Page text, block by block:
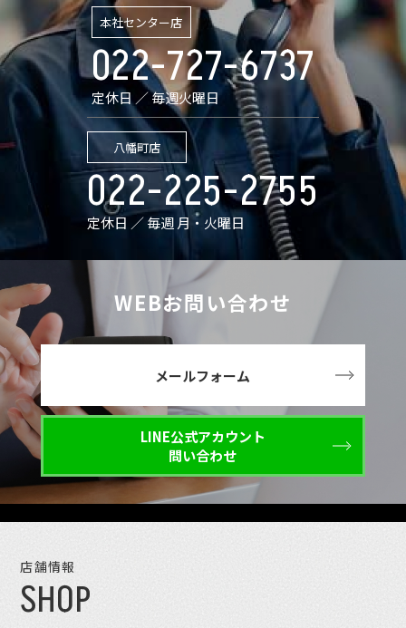
本社センター店
022-727-6737
定休日 ／ 毎週火曜日
八幡町店
022-225-2755
定休日 ／ 毎週 月・火曜日
WEBお問い合わせ
メールフォーム
LINE公式アカウント
問い合わせ
店舗情報
SHOP